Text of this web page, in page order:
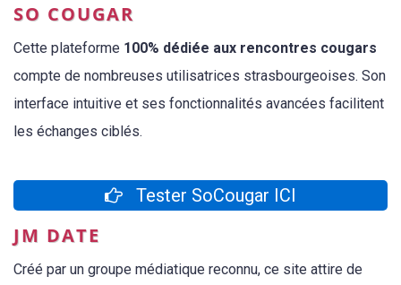
SO COUGAR
Cette plateforme 100% dédiée aux rencontres cougars
compte de nombreuses utilisatrices strasbourgeoises. Son
interface intuitive et ses fonctionnalités avancées facilitent
les échanges ciblés.
Tester SoCougar ICI
JM DATE
Créé par un groupe médiatique reconnu, ce site attire de